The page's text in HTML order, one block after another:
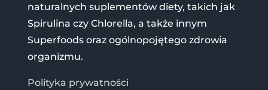
naturalnych suplementów diety, takich jak
Spirulina czy Chlorella, a także innym
Superfoods oraz ogólnopojętego zdrowia
organizmu.
Polityka prywatności